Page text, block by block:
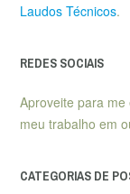
Laudos Técnicos.
REDES SOCIAIS
Aproveite para
meu trabalho em
CATEGORIAS DE